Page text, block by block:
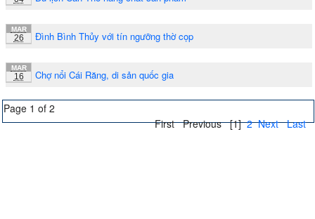
MAR
26 Đình Bình Thủy với tín ngưỡng thờ cọp
MAR
16 Chợ nổi Cái Răng, di sản quốc gia
Page 1 of 2
First Previous [1] 2 Next Last